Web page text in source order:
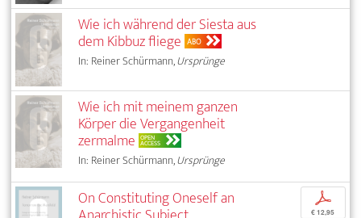
Wie ich während der Siesta aus
dem Kibbuz fliege ABO
In: Reiner Schürmann,Ursprünge
Wie ich mit meinem ganzen
Körper die Vergangenheit
zermalme OPEN
ACCESS
In: Reiner Schürmann,Ursprünge
On Constituting Oneself an p
€ 12,95